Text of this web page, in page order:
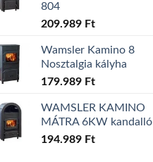
804
209.989 Ft
Wamsler Kamino 8
Nosztalgia kályha
179.989 Ft
WAMSLER KAMINO
MÁTRA 6KW kandalló
194.989 Ft